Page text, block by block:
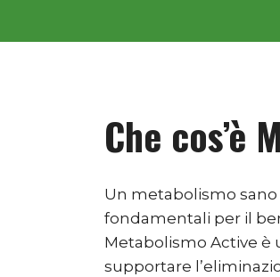
Che cos’è
Un metabolismo
fondamentali per il
Metabolismo Active
supportare